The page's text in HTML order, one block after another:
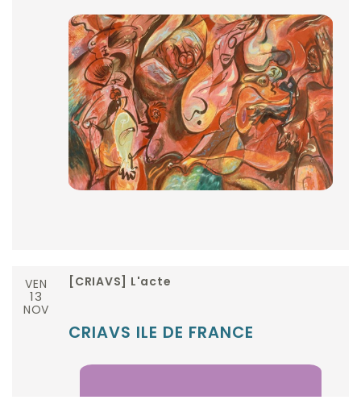
VEN
13
NOV
[CRIAVS] L'acte
CRIAVS ILE DE FRANCE